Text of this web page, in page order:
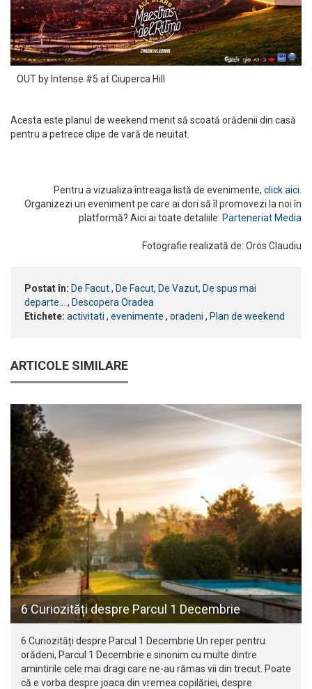
OUT by Intense #5 at Ciuperca Hill
Acesta este planul de weekend menit să scoată orădenii din casă
pentru a petrece clipe de vară de neuitat.
Pentru a vizualiza întreaga listă de evenimente, click aici.
Organizezi un eveniment pe care ai dori să îl promovezi la noi în
platformă? Aici ai toate detaliile: Parteneriat Media
Fotografie realizată de: Oros Claudiu
Postat în: De Facut, De Facut, De Vazut, De spus mai
departe... , Descopera Oradea
Etichete: activitati , evenimente , oradeni , Plan de weekend
ARTICOLE SIMILARE
6 Curiozități despre Parcul 1 Decembrie
6 Curiozități despre Parcul 1 Decembrie Un reper pentru
orădeni, Parcul 1 Decembrie e sinonim cu multe dintre
amintirile cele mai dragi care ne-au rămas vii din trecut. Poate
că e vorba despre joaca din vremea copilăriei, despre